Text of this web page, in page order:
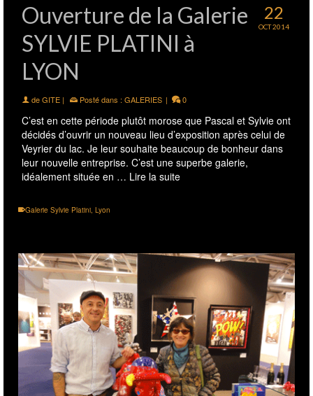
22
OCT 2014
Ouverture de la Galerie
SYLVIE PLATINI à
LYON
deGITE | Posté dans : GALERIES | 0
C’est en cette période plutôt morose que Pascal et Sylvie ont
décidés d’ouvrir un nouveau lieu d’exposition après celui de
Veyrier du lac. Je leur souhaite beaucoup de bonheur dans
leur nouvelle entreprise. C’est une superbe galerie,
idéalement située en … Lire la suite
Galerie Sylvie Platini Lyon